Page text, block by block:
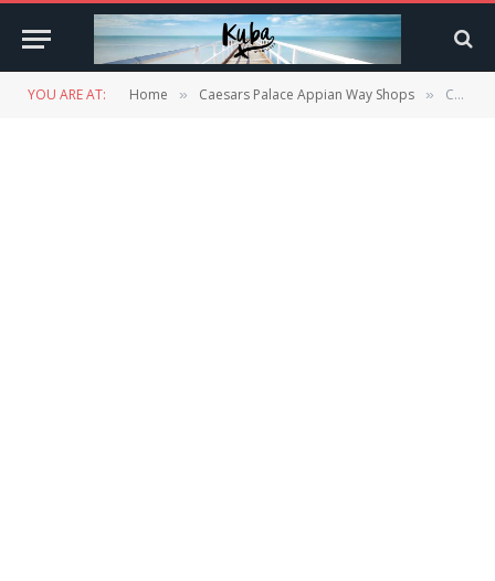
YOU ARE AT: Home » Caesars Palace Appian Way Shops » Caesars Palace Appian Way Shops